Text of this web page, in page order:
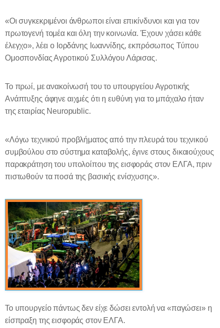
«Οι συγκεκριμένοι άνθρωποι είναι επικίνδυνοι και για τον
πρωτογενή τομέα και όλη την κοινωνία. Έχουν χάσει κάθε
έλεγχο», λέει ο Ιορδάνης Ιωαννίδης, εκπρόσωπος Τύπου
Ομοσπονδίας Αγροτικού Συλλόγου Λάρισας.
Το πρωί, με ανακοίνωσή του το υπουργείου Αγροτικής
Ανάπτυξης άφηνε αιχμές ότι η ευθύνη για το μπάχαλο ήταν
της εταιρίας Neuropublic.
«Λόγω τεχνικού προβλήματος από την πλευρά του τεχνικού
συμβούλου στο σύστημα καταβολής, έγινε στους δικαιούχους
παρακράτηση του υπολοίπου της εισφοράς στον ΕΛΓΑ, πριν
πιστωθούν τα ποσά της βασικής ενίσχυσης».
Το υπουργείο πάντως δεν είχε δώσει εντολή να «παγώσει» η
είσπραξη της εισφοράς στον ΕΛΓΑ.